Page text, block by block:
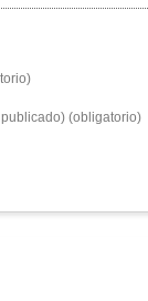
(obligatorio)